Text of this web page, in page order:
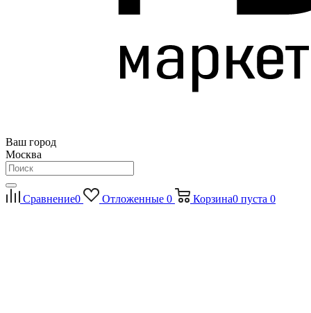
Ваш город
Москва
Сравнение0 Отложенные 0 Корзина0 пуста 0